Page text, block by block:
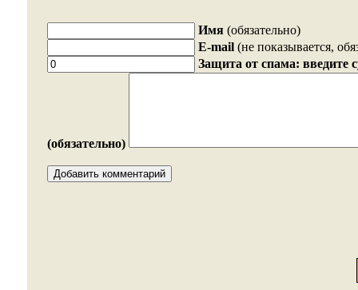
Имя (обязательно)
E-mail (не показывается,
Защита от спама: введите
(обязательно)